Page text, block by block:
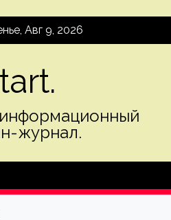
Авг 9, 2026
журнал.